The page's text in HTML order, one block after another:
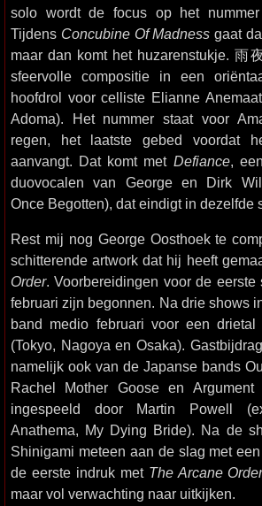
solo wordt de focus op het nummer
Tijdens Concubine Of Madness gaat
maar dan komt het huzarenstukje. 雨
sfeervolle compositie in een
hoofdrol voor celliste Elianne
Adoma). Het nummer staat voor
regen, het laatste gebed voordat
aanvangt. Dat komt met Defiance,
duovocalen van George en Dirk
Once Begotten), dat eindigt in dezelfde
Rest mij nog George Oosthoek te
schitterende artwork dat hij heeft
Order. Voorbereidingen voor de
februari zijn begonnen. Na drie shows
band medio februari voor een
(Tokyo, Nagoya en Osaka).
namelijk ook van de Japanse bands
Rachel Mother Goose en
ingespeeld door Martin Powell
Anathema, My Dying Bride). Na de
Shinigami meteen aan de slag met
de eerste indruk met The Arcane
maar vol verwachting naar uitkijken.